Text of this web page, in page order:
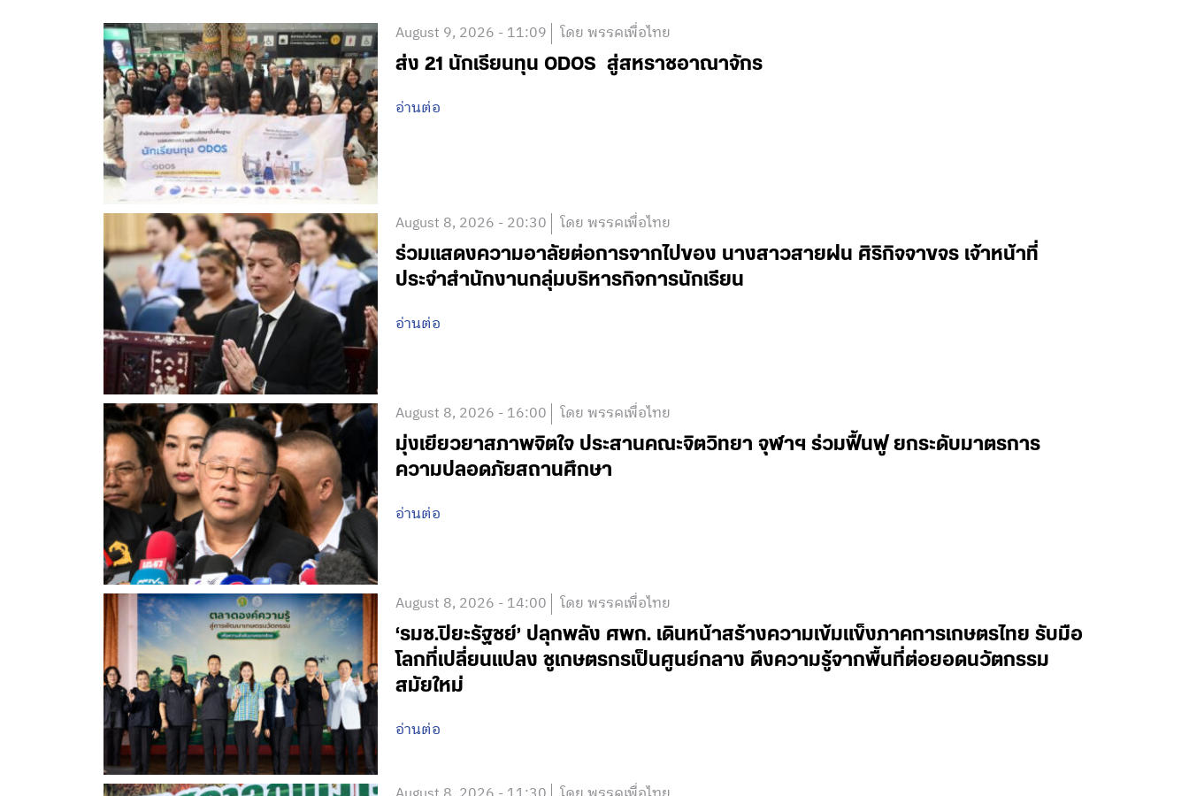
August 9, 2026 - 11:09 โดย พรรคเพื่อไทย
ส่ง 21 นักเรียนทุน ODOS สู่สหราชอาณาจักร
อ่านต่อ
August 8, 2026 - 20:30 โดย พรรคเพื่อไทย
ร่วมแสดงความอาลัยต่อการจากไปของ นางสาวสายฝน ศิริกิจจาขจร เจ้าหน้าที่
ประจำสำนักงานกลุ่มบริหารกิจการนักเรียน
อ่านต่อ
August 8, 2026 - 16:00 โดย พรรคเพื่อไทย
มุ่งเยียวยาสภาพจิตใจ ประสานคณะจิตวิทยา จุฬาฯ ร่วมฟื้นฟู ยกระดับมาตรการ
ความปลอดภัยสถานศึกษา
อ่านต่อ
August 8, 2026 - 14:00 โดย พรรคเพื่อไทย
‘รมช.ปิยะรัฐชย์’ ปลุกพลัง ศพก. เดินหน้าสร้างความเข้มแข็งภาคการเกษตรไทย รับมือ
โลกที่เปลี่ยนแปลง ชูเกษตรกรเป็นศูนย์กลาง ดึงความรู้จากพื้นที่ต่อยอดนวัตกรรม
สมัยใหม่
อ่านต่อ